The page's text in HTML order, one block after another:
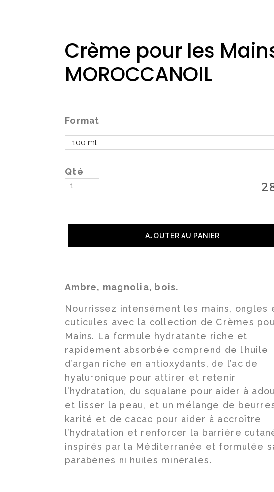
Crème pour les
MOROCCANOIL
Format
Qté
AJOUTER AU PANIER
Ambre, magnolia, bois.
Nourrissez intensément les mains, ongles
cuticules avec la collection de Crèmes
Mains. La formule hydratante riche et
rapidement absorbée comprend de l’huile
d’argan riche en antioxydants, de l’acide
hyaluronique pour attirer et retenir
l’hydratation, du squalane pour aider à
et lisser la peau, et un mélange de
karité et de cacao pour aider à accroître
l’hydratation et renforcer la barrière
inspirés par la Méditerranée et formulée
parabènes ni huiles minérales.